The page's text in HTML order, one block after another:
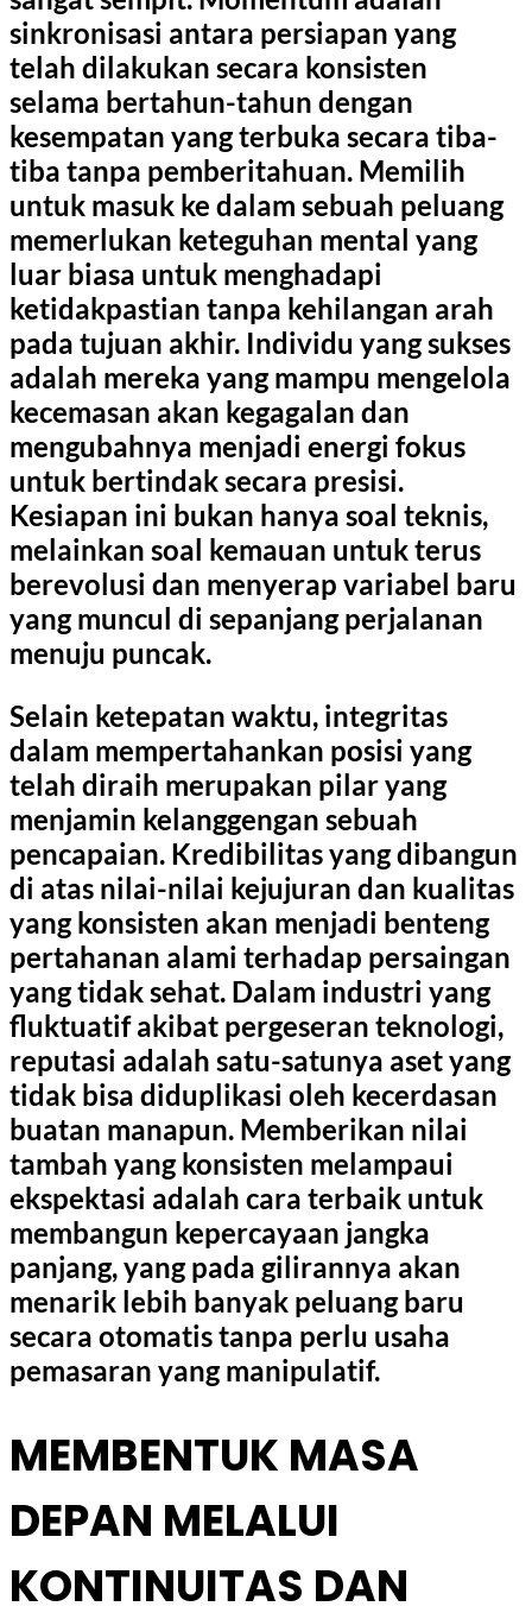
sinkronisasi antara persiapan yang
telah dilakukan secara konsisten
selama bertahun-tahun dengan
kesempatan yang terbuka secara tiba-
tiba tanpa pemberitahuan. Memilih
untuk masuk ke dalam sebuah peluang
memerlukan keteguhan mental yang
luar biasa untuk menghadapi
ketidakpastian tanpa kehilangan arah
pada tujuan akhir. Individu yang sukses
adalah mereka yang mampu mengelola
kecemasan akan kegagalan dan
mengubahnya menjadi energi fokus
untuk bertindak secara presisi.
Kesiapan ini bukan hanya soal teknis,
melainkan soal kemauan untuk terus
berevolusi dan menyerap variabel baru
yang muncul di sepanjang perjalanan
menuju puncak.
Selain ketepatan waktu, integritas
dalam mempertahankan posisi yang
telah diraih merupakan pilar yang
menjamin kelanggengan sebuah
pencapaian. Kredibilitas yang dibangun
di atas nilai-nilai kejujuran dan kualitas
yang konsisten akan menjadi benteng
pertahanan alami terhadap persaingan
yang tidak sehat. Dalam industri yang
fluktuatif akibat pergeseran teknologi,
reputasi adalah satu-satunya aset yang
tidak bisa diduplikasi oleh kecerdasan
buatan manapun. Memberikan nilai
tambah yang konsisten melampaui
ekspektasi adalah cara terbaik untuk
membangun kepercayaan jangka
panjang, yang pada gilirannya akan
menarik lebih banyak peluang baru
secara otomatis tanpa perlu usaha
pemasaran yang manipulatif.
MEMBENTUK MASA
DEPAN MELALUI
KONTINUITAS DAN